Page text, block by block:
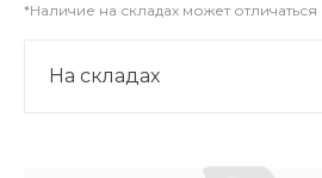
*Наличие на складах может
На складах